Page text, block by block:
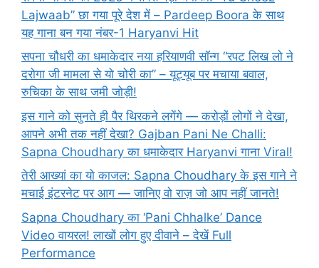
Lajwaab” छा गया पूरे देश में – Pardeep Boora के साथ
यह गाना बन गया नंबर-1 Haryanvi Hit
सपना चौधरी का धमाकेदार नया हरियाणवी सॉन्ग “रपट लिख लो ने
दरोगा जी मामला से यो चोरी का” – यूट्यूब पर मचाया बवाल,
रुचिका के साथ जमी जोड़ी!
इस गाने को सुनते ही पैर थिरकने लगेंगे — करोड़ों लोगों ने देखा,
आपने अभी तक नहीं देखा? Gajban Pani Ne Challi:
Sapna Choudhary का धमाकेदार Haryanvi गाना Viral!
तेरी आख्यां का यो काजल: Sapna Choudhary के इस गाने ने
मचाई इंटरनेट पर आग — जानिए वो राज़ जो आप नहीं जानते!
Sapna Choudhary का ‘Pani Chhalke’ Dance
Video वायरल! लाखों लोग हुए दीवाने – देखें Full
Performance